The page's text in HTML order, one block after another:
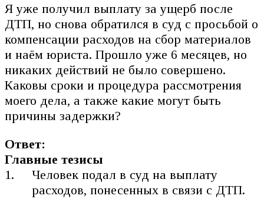
Я уже получил выплату за ущерб после
ДТП, но снова обратился в суд с просьбой о
компенсации расходов на сбор материалов
и наём юриста. Прошло уже 6 месяцев, но
никаких действий не было совершено.
Каковы сроки и процедура рассмотрения
моего дела, а также какие могут быть
причины задержки?
Ответ:
Главные тезисы
Человек подал в суд на выплату
расходов, понесенных в связи с ДТП.